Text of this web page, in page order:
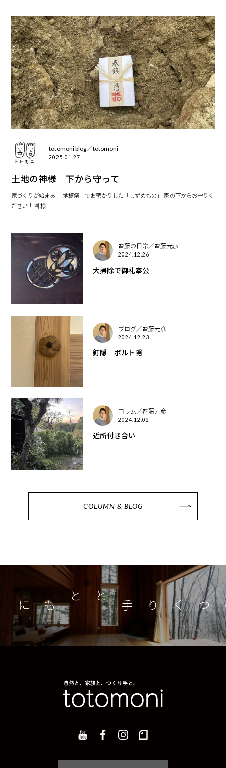
totomoni blog／totomoni
2025.01.27
土地の神様 下から守って
家づくりが始まる 「地鎮祭」でお預かりした「しずめもの」 家の下からお守りく
ださい！ 神様...
齊藤の日常／齊藤元彦
2024.12.26
大掃除で御礼奉公
ブログ／齊藤元彦
2024.12.23
釘隠 ボルト隠
コラム／齊藤元彦
2024.12.02
近所付き合い
COLUMN & BLOG
つくり手とともに